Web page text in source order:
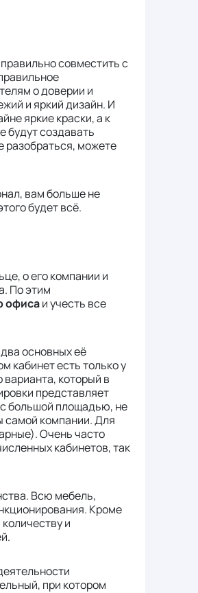
совместить с
о доверии и
и яркий дизайн. И
яркие краски, а к
будут создавать
разобраться, можете
вам больше не
будет всё.
о его компании и
По этим
офисаи учесть все
основных её
кабинет есть только у
который в
представляет
большой площадью, не
самой компании. Для
Очень часто
кабинетов, так
Всю мебель,
Кроме
и
при котором